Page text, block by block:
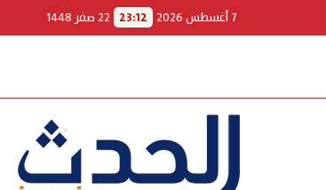
7 أغسطس 2026 23:12 22 صفر 1448